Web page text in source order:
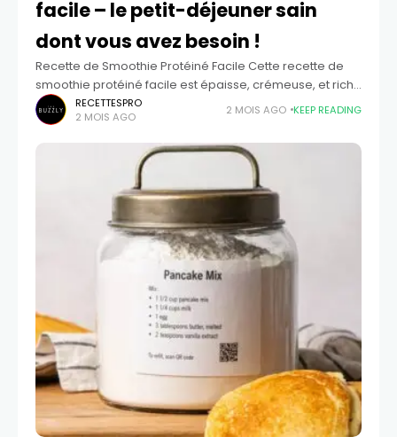
facile – le petit-déjeuner sain
dont vous avez besoin !
Recette de Smoothie Protéiné Facile Cette recette de
smoothie protéiné facile est épaisse, crémeuse, et riche
en protéines pour un petit-déjeuner sain et rapide ou
une collation après l'entraînement. Prête
RECETTESPRO
2 MOIS AGO
2 MOIS AGO KEEP READING